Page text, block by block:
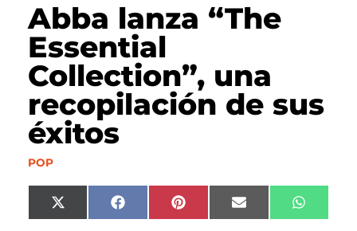
Abba lanza “The
Essential
Collection”, una
recopilación de sus
éxitos
POP
Compartir
en
X
(
Compartir
en
F
a
Compartir
en
P
i
Compartir
en
E
m
en
W
h